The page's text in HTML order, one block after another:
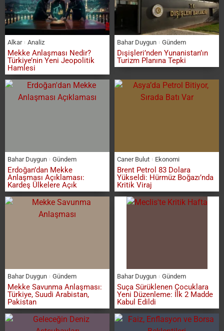
Alkar Analiz
Mekke Anlaşması Nedir?
Türkiye’nin Yeni Jeopolitik
Hamlesi
Bahar Duygun Gündem
Dışişleri’nden Yunanistan’ın
Turizm Planına Tepki
Bahar Duygun Gündem
Erdoğan’dan Mekke
Anlaşması Açıklaması:
Kardeş Ülkelere Açık
Caner Bulut Ekonomi
Brent Petrol 83 Dolara
Yükseldi: Hürmüz Boğazı’nda
Kritik Viraj
Bahar Duygun Gündem
Mekke Savunma Anlaşması:
Türkiye, Suudi Arabistan,
Pakistan
Bahar Duygun Gündem
Suça Sürüklenen Çocuklara
Yeni Düzenleme: İlk 2 Madde
Kabul Edildi